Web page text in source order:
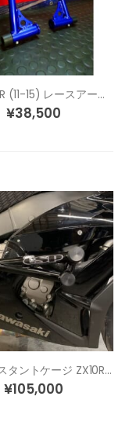
BSA ZX10R (11-15) レースアーマー
¥38,500
COCK’S スタントケージ ZX10R (11-)
¥105,000